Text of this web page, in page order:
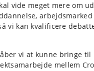
vide meget mere om
arbejdsmarked
vi kan kvalificere
vi at kunne bringe til
mellem